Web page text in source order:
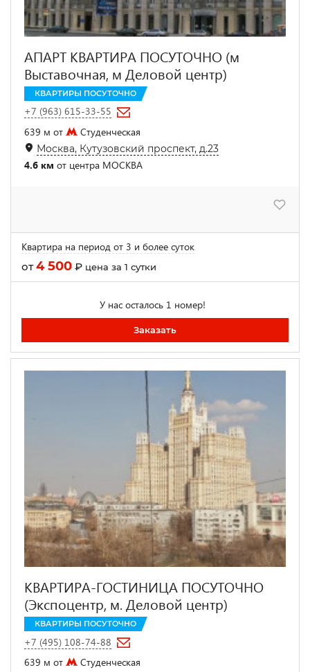
АПАРТ КВАРТИРА ПОСУТОЧНО (м
Выставочная, м Деловой центр)
КВАРТИРЫ ПОСУТОЧНО
+7 (963) 615-33-55
639 м от
Студенческая
Москва, Кутузовский проспект, д.23
4.6 км от центра МОСКВА
Квартира на период от 3 и более суток
от4 500 ₽ цена за 1 сутки
У нас осталось 1 номер!
Заказать
КВАРТИРА-ГОСТИНИЦА ПОСУТОЧНО
(Экспоцентр, м. Деловой центр)
КВАРТИРЫ ПОСУТОЧНО
+7 (495) 108-74-88
639 м от
Студенческая